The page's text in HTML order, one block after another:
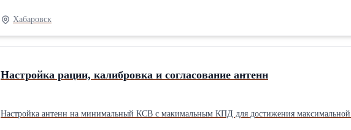
Хабаровск
Настройка рации, калибровка и согласование антенн
Настройка антенн на минимальный КСВ с макимальным КПД для достижения максимальной